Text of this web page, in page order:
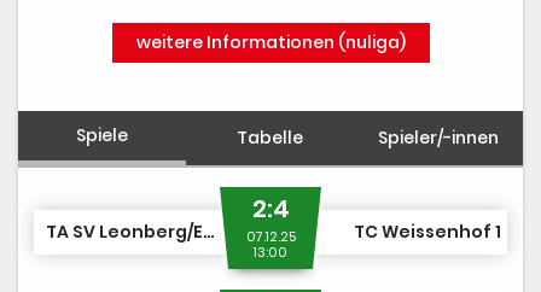
weitere Informationen (nuliga)
Spiele Tabelle Spieler/-innen
TA SV Leonberg/Eltingen 1
2:4
07.12.25
13:00
TC Weissenhof 1